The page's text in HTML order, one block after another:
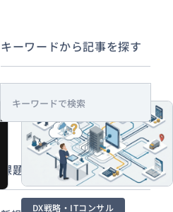
DX戦略・ITコンサル
キーワードから記事を探す
e
a
r
c
h
課題・目的から探す